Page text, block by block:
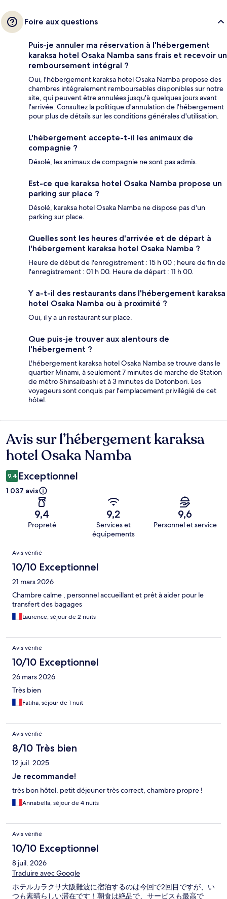
Foire aux questions
Puis-je annuler ma réservation à l'hébergement
karaksa hotel Osaka Namba sans frais et recevoir un
remboursement intégral ?
Oui, l'hébergement karaksa hotel Osaka Namba propose des
chambres intégralement remboursables disponibles sur notre
site, qui peuvent être annulées jusqu'à quelques jours avant
l'arrivée. Consultez la politique d'annulation de l'hébergement
pour plus de détails sur les conditions générales d'utilisation.
L'hébergement accepte-t-il les animaux de
compagnie ?
Désolé, les animaux de compagnie ne sont pas admis.
Est-ce que karaksa hotel Osaka Namba propose un
parking sur place ?
Désolé, karaksa hotel Osaka Namba ne dispose pas d'un
parking sur place.
Quelles sont les heures d'arrivée et de départ à
l'hébergement karaksa hotel Osaka Namba ?
Heure de début de l'enregistrement : 15 h 00 ; heure de fin de
l'enregistrement : 01 h 00. Heure de départ : 11 h 00.
Y a-t-il des restaurants dans l'hébergement karaksa
hotel Osaka Namba ou à proximité ?
Oui, il y a un restaurant sur place.
Que puis-je trouver aux alentours de
l'hébergement ?
L'hébergement karaksa hotel Osaka Namba se trouve dans le
quartier Minami, à seulement 7 minutes de marche de Station
de métro Shinsaibashi et à 3 minutes de Dotonbori. Les
voyageurs sont conquis par l'emplacement privilégié de cet
hôtel.
Avis
Avis sur l’hébergement karaksa
hotel Osaka Namba
9,4 Exceptionnel
1 037 avis
9,4
Propreté
9,2
Services et
équipements
9,6
Personnel et service
Avis
Avis vérifié
10/10 Exceptionnel
21 mars 2026
Chambre calme , personnel accueillant et prêt à aider pour le
transfert des bagages
Laurence, séjour de 2 nuits
Avis vérifié
10/10 Exceptionnel
26 mars 2026
Très bien
Fatiha, séjour de 1 nuit
Avis vérifié
8/10 Très bien
12 juil. 2025
Je recommande!
très bon hôtel, petit déjeuner très correct, chambre propre !
Annabella, séjour de 4 nuits
Avis vérifié
10/10 Exceptionnel
8 juil. 2026
Traduire avec Google
ホテルカラクサ大阪難波に宿泊するのは今回で2回目ですが、い
つも素晴らしい滞在です！朝食は絶品で、サービスも最高で